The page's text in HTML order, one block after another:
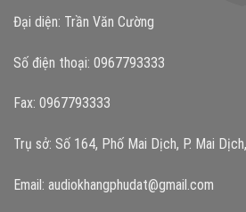
Đại diện: Trần Văn Cường
Số điện thoại: 0967793333
Fax: 0967793333
Trụ sở: Số 164, Phố Mai Dịch, P. Mai
Email: audiokhangphudat@gmail.com